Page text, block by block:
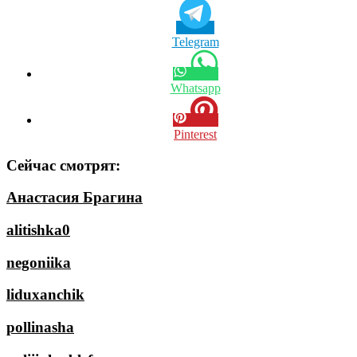
Telegram
Whatsapp
Pinterest
Сейчас смотрят:
Анастасия Брагина
alitishka0
negoniika
liduxanchik
pollinasha